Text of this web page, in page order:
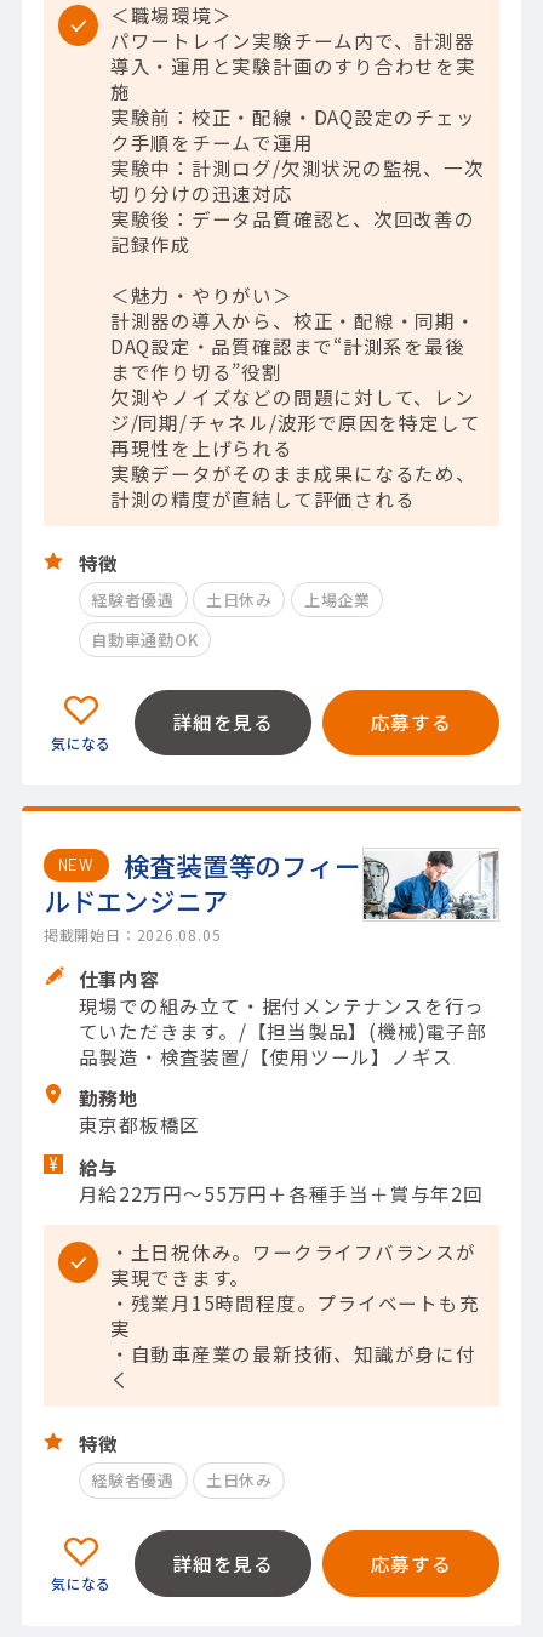
＜職場環境＞
パワートレイン実験チーム内で、計測器
導入・運用と実験計画のすり合わせを実
施
実験前：校正・配線・DAQ設定のチェッ
ク手順をチームで運用
実験中：計測ログ/欠測状況の監視、一次
切り分けの迅速対応
実験後：データ品質確認と、次回改善の
記録作成
＜魅力・やりがい＞
計測器の導入から、校正・配線・同期・
DAQ設定・品質確認まで“計測系を最後
まで作り切る”役割
欠測やノイズなどの問題に対して、レン
ジ/同期/チャネル/波形で原因を特定して
再現性を上げられる
実験データがそのまま成果になるため、
計測の精度が直結して評価される
特徴
経験者優遇 土日休み
上場企業
自動車通勤OK
詳細を見る 応募する
NEW
検査装置等のフィー
ルドエンジニア
掲載開始日：2026.08.05
仕事内容
現場での組み立て・据付メンテナンスを行っ
ていただきます。/【担当製品】(機械)電子部
品製造・検査装置/【使用ツール】ノギス
勤務地
東京都板橋区
給与
月給22万円～55万円＋各種手当＋賞与年2回
・土日祝休み。ワークライフバランスが
実現できます。
・残業月15時間程度。プライベートも充
実
・自動車産業の最新技術、知識が身に付
く
特徴
経験者優遇 土日休み
詳細を見る 応募する